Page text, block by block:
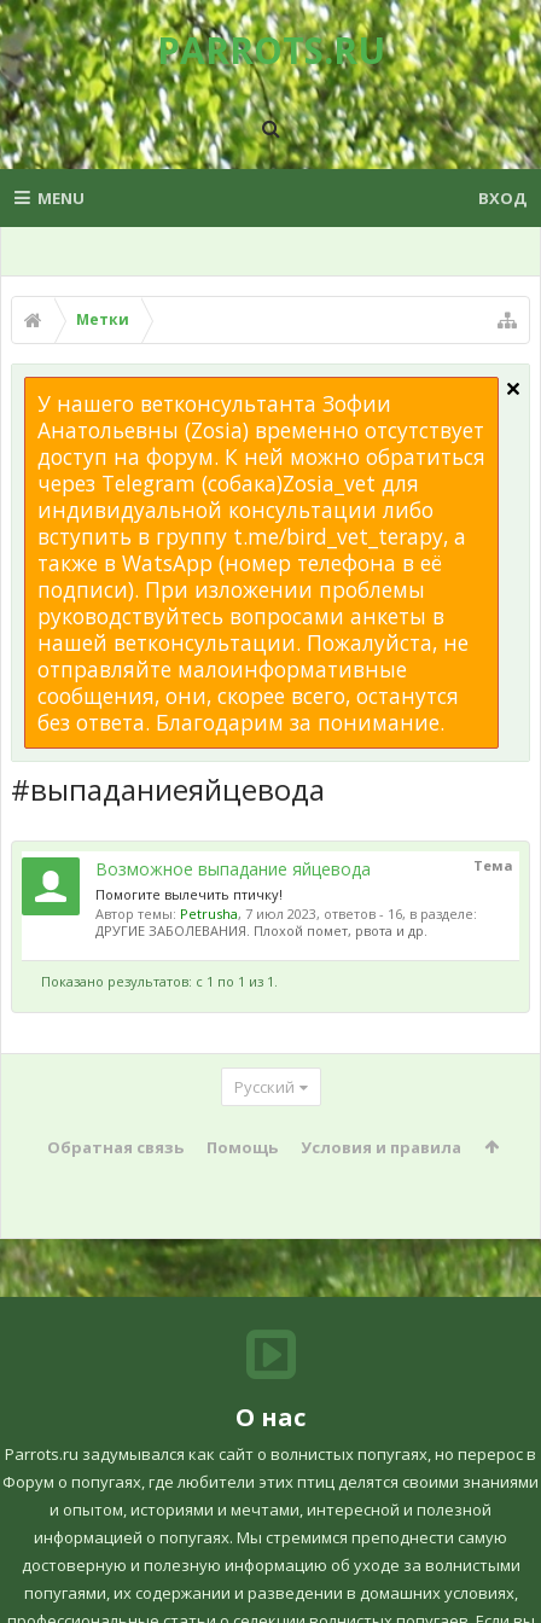
PARROTS.RU
MENU ВХОД
Метки
У нашего ветконсультанта Зофии
Анатольевны (Zosia) временно отсутствует
доступ на форум. К ней можно обратиться
через Telegram (собака)Zosia_vet для
индивидуальной консультации либо
вступить в группу t.me/bird_vet_terapy, а
также в WatsApp (номер телефона в её
подписи). При изложении проблемы
руководствуйтесь вопросами анкеты в
нашей ветконсультации. Пожалуйста, не
отправляйте малоинформативные
сообщения, они, скорее всего, останутся
без ответа. Благодарим за понимание.
#выпаданиеяйцевода
Тема
Возможное выпадание яйцевода
Помогите вылечить птичку!
Автор темы: Petrusha, 7 июл 2023, ответов - 16, в разделе:
ДРУГИЕ ЗАБОЛЕВАНИЯ. Плохой помет, рвота и др.
Показано результатов: с 1 по 1 из 1.
Русский
Обратная связь Помощь Условия и правила
О нас
Parrots.ru задумывался как сайт о волнистых попугаях, но перерос в
Форум о попугаях, где любители этих птиц делятся своими знаниями
и опытом, историями и мечтами, интересной и полезной
информацией о попугаях. Мы стремимся преподнести самую
достоверную и полезную информацию об уходе за волнистыми
попугаями, их содержании и разведении в домашних условиях,